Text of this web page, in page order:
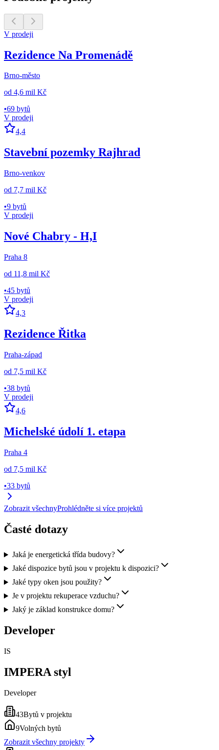
V prodeji
Rezidence Na Promenádě
Brno-město
od 4,6 mil Kč
•69 bytů
V prodeji
4,4
Stavební pozemky Rajhrad
Brno-venkov
od 7,7 mil Kč
•9 bytů
V prodeji
Nové Chabry - H,I
Praha 8
od 11,8 mil Kč
•45 bytů
V prodeji
4,3
Rezidence Řitka
Praha-západ
od 7,5 mil Kč
•38 bytů
V prodeji
4,6
Michelské údolí 1. etapa
Praha 4
od 7,5 mil Kč
•33 bytů
Zobrazit všechnyProhlédněte si více projektů
Časté dotazy
Jaká je energetická třída budovy?
Jaké dispozice bytů jsou v projektu k dispozici?
Jaké typy oken jsou použity?
Je v projektu rekuperace vzduchu?
Jaký je základ konstrukce domu?
Developer
IS
IMPERA styl
Developer
43Bytů v projektu
9Volných bytů
Zobrazit všechny projekty